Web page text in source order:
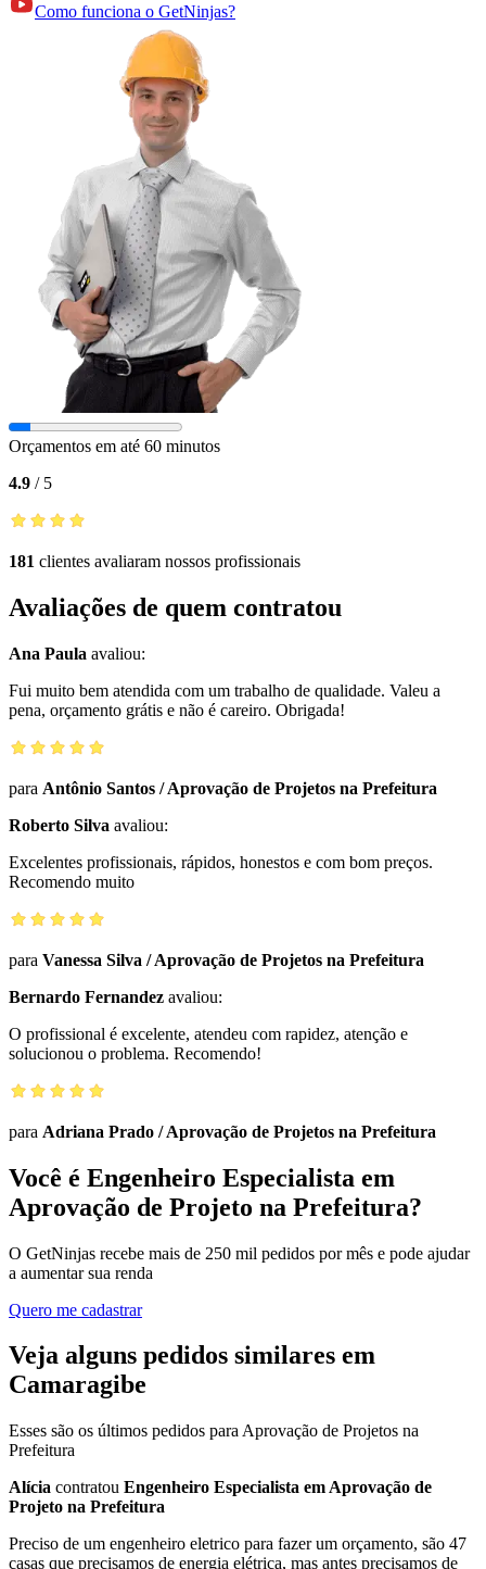
Como funciona o GetNinjas?
Orçamentos em até 60 minutos
4.9 / 5
181 clientes avaliaram nossos profissionais
Avaliações de quem contratou
Ana Paula avaliou:
Fui muito bem atendida com um trabalho de qualidade. Valeu a
pena, orçamento grátis e não é careiro. Obrigada!
para Antônio Santos /Aprovação de Projetos na Prefeitura
Roberto Silva avaliou:
Excelentes profissionais, rápidos, honestos e com bom preços.
Recomendo muito
para Vanessa Silva /Aprovação de Projetos na Prefeitura
Bernardo Fernandez avaliou:
O profissional é excelente, atendeu com rapidez, atenção e
solucionou o problema. Recomendo!
para Adriana Prado /Aprovação de Projetos na Prefeitura
Você é Engenheiro Especialista em
Aprovação de Projeto na Prefeitura?
O GetNinjas recebe mais de 250 mil pedidos por mês e pode ajudar
a aumentar sua renda
Quero me cadastrar
Veja alguns pedidos similares em
Camaragibe
Esses são os últimos pedidos para Aprovação de Projetos na
Prefeitura
Alícia contratou Engenheiro Especialista em Aprovação de
Projeto na Prefeitura
Preciso de um engenheiro eletrico para fazer um orçamento, são 47
casas que precisamos de energia elétrica, mas antes precisamos de